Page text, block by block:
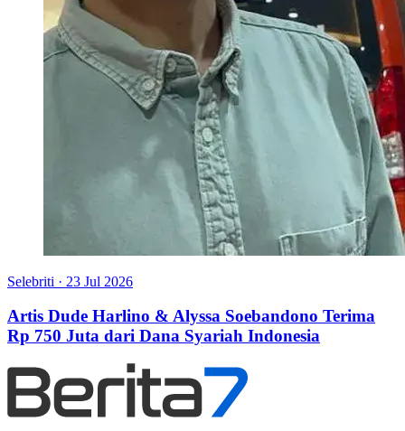
Selebriti · 23 Jul 2026
Artis Dude Harlino & Alyssa Soebandono Terima
Rp 750 Juta dari Dana Syariah Indonesia